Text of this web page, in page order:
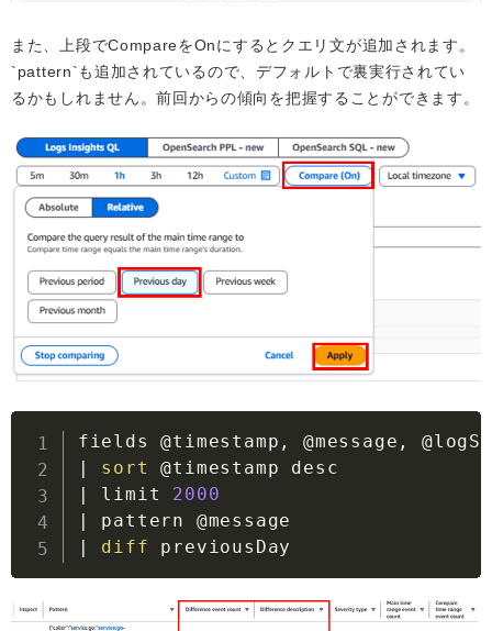
また、上段でCompareをOnにするとクエリ文が追加されます。
`pattern`も追加されているので、デフォルトで裏実行されてい
るかもしれません。前回からの傾向を把握することができます。
| sort
|
limit 2000
|
|
diff previousDay